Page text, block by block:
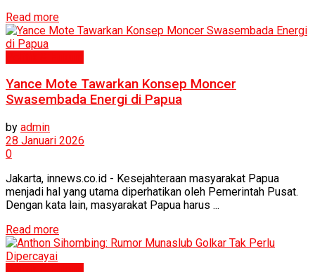
Read more
Yance Mote Tawarkan Konsep Moncer
Swasembada Energi di Papua
by admin
28 Januari 2026
0
Jakarta, innews.co.id - Kesejahteraan masyarakat Papua
menjadi hal yang utama diperhatikan oleh Pemerintah Pusat.
Dengan kata lain, masyarakat Papua harus ...
Read more